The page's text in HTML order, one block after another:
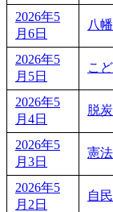
2026年5
月6日
八
2026年5
月5日
こ
2026年5
月4日
脱
2026年5
月3日
憲
2026年5
月2日
自